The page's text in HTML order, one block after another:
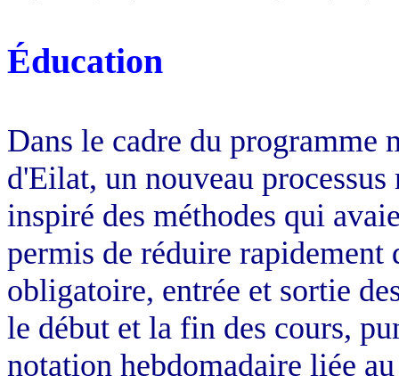
Éducation
Dans le cadre du
d'Eilat, un nouveau
inspiré des méthodes qui
permis de réduire
obligatoire, entrée et sortie
le début et la fin des cours,
notation hebdomadaire liée